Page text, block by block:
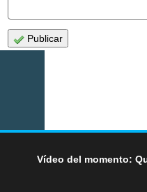
Publicar
Vídeo del momento: